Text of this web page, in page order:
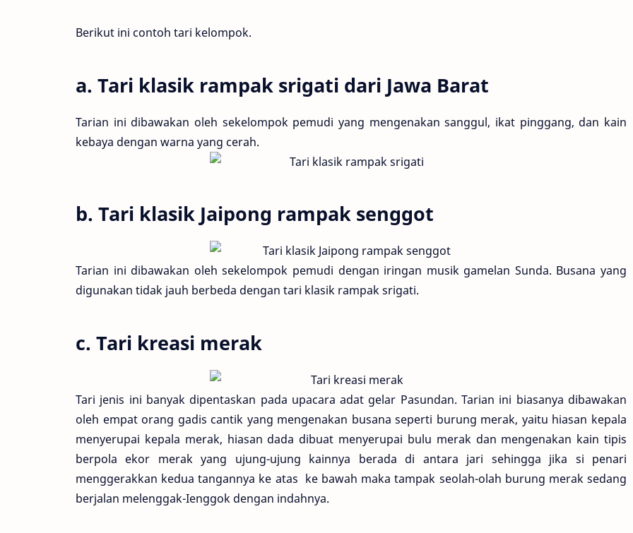
Berikut ini contoh tari kelompok.
a. Tari klasik rampak srigati dari Jawa Barat
Tarian ini dibawakan oleh sekelompok pemudi yang mengenakan sanggul, ikat pinggang, dan kain
kebaya dengan warna yang cerah.
b. Tari klasik Jaipong rampak senggot
Tarian ini dibawakan oleh sekelompok pemudi dengan iringan musik gamelan Sunda. Busana yang
digunakan tidak jauh berbeda dengan tari klasik rampak srigati.
c. Tari kreasi merak
Tari jenis ini banyak dipentaskan pada upacara adat gelar Pasundan. Tarian ini biasanya dibawakan
oleh empat orang gadis cantik yang mengenakan busana seperti burung merak, yaitu hiasan kepala
menyerupai kepala merak, hiasan dada dibuat menyerupai bulu merak dan mengenakan kain tipis
berpola ekor merak yang ujung-ujung kainnya berada di antara jari sehingga jika si penari
menggerakkan kedua tangannya ke atas ke bawah maka tampak seolah-olah burung merak sedang
berjalan melenggak-Ienggok dengan indahnya.